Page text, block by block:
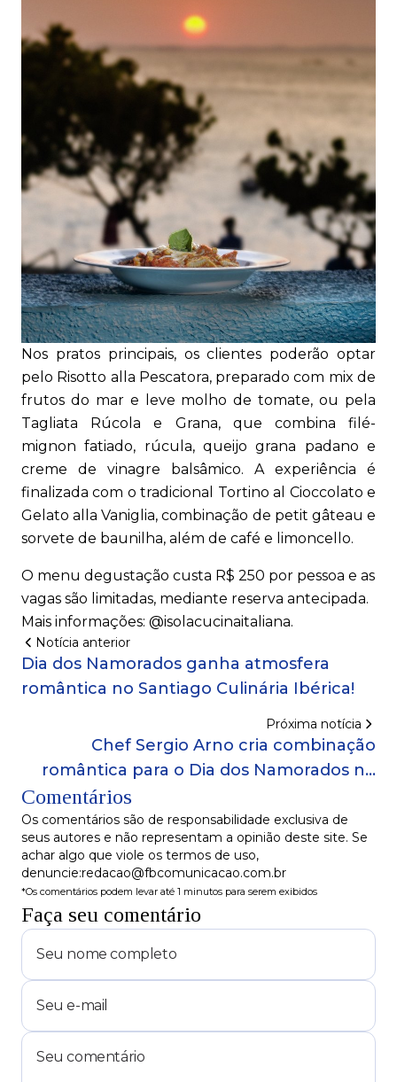
Nos pratos principais, os clientes poderão optar
pelo Risotto alla Pescatora, preparado com mix de
frutos do mar e leve molho de tomate, ou pela
Tagliata Rúcola e Grana, que combina filé-
mignon fatiado, rúcula, queijo grana padano e
creme de vinagre balsâmico. A experiência é
finalizada com o tradicional Tortino al Cioccolato e
Gelato alla Vaniglia, combinação de petit gâteau e
sorvete de baunilha, além de café e limoncello.
O menu degustação custa R$ 250 por pessoa e as
vagas são limitadas, mediante reserva antecipada.
Mais informações: @isolacucinaitaliana.
Notícia anterior
Dia dos Namorados ganha atmosfera
romântica no Santiago Culinária Ibérica!
Próxima notícia
Chef Sergio Arno cria combinação
romântica para o Dia dos Namorados no
Comentários
Os comentários são de responsabilidade exclusiva de
seus autores e não representam a opinião deste site. Se
achar algo que viole os termos de uso,
denuncie:redacao@fbcomunicacao.com.br
*Os comentários podem levar até 1 minutos para serem exibidos
Faça seu comentário